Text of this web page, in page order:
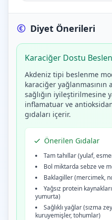
Diyet Önerileri
Karaciğer Dostu
Akdeniz tipi beslenme
karaciğer yağlanmasının
sağlığın iyileştirilmesine
inflamatuar ve
gıdaları içerir.
Önerilen Gıdalar
Tam tahıllar (yulaf,
Bol miktarda sebze ve
Baklagiller (mercimek,
Yağsız protein
yumurta)
Sağlıklı yağlar (sızma
kuruyemişler, tohumlar)